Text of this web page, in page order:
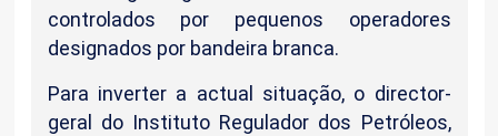
controlados por pequenos operadores
designados por bandeira branca.
Para inverter a actual situação, o director-
geral do Instituto Regulador dos Petróleos,